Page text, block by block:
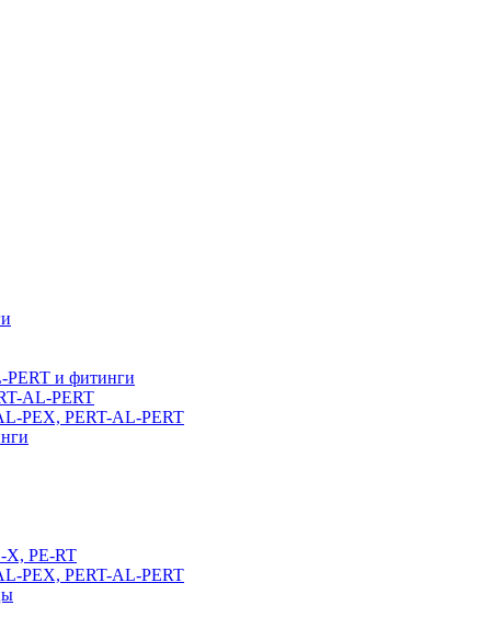
PERT и фитинги
AL-PERT
PEX, PERT-AL-PERT
X, PE-RT
PEX, PERT-AL-PERT